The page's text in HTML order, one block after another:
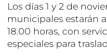
Los días 1 y 2 de
municipales estarán
18.00 horas, con
especiales para